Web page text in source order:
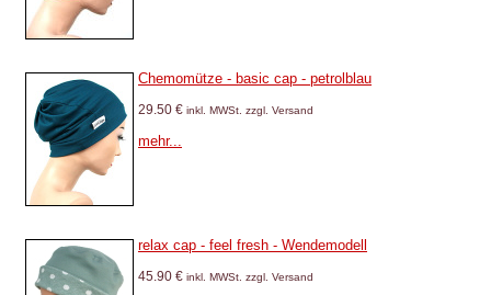
Chemomütze - basic cap - petrolblau
29.50 € inkl. MWSt. zzgl. Versand
mehr...
relax cap - feel fresh - Wendemodell
45.90 € inkl. MWSt. zzgl. Versand